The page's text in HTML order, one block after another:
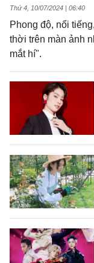
Thứ 4, 10/07/2024 | 06:40
Phong độ, nổi
thời trên màn ảnh
mắt hí".